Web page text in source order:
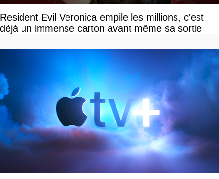
Resident Evil Veronica empile les millions, c'est
déjà un immense carton avant même sa sortie